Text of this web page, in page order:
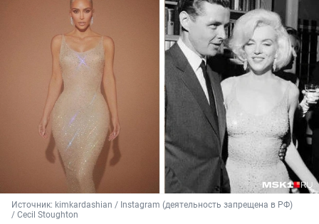
Источник: kimkardashian / Instagram (деятельность запрещена в РФ)
/ Cecil Stoughton